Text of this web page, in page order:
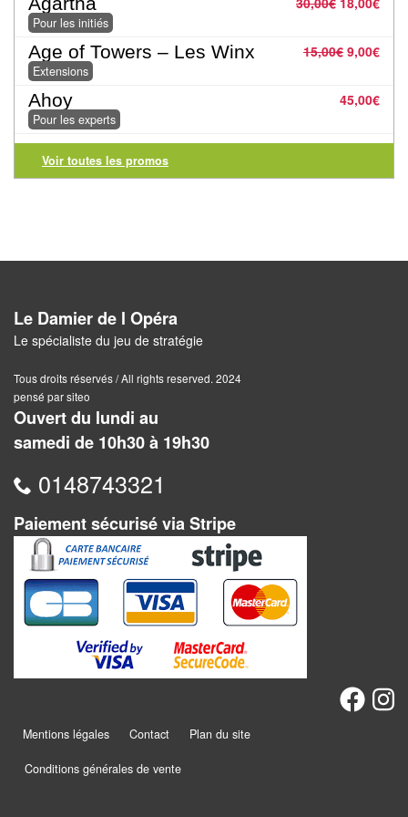
Pour
les
enfants
Pour
la
famille
Pour
experts
solitaire
Pour
2
Joueurs
Ambiance
Coopératif
Gestion
Escape
évolutifs
Pour les initiés
15,00€ 9,00€
Age of Towers – Les Winx
Extensions
45,00€
Ahoy
Pour les experts
Voir toutes les promos
Le Damier de l Opéra
Le spécialiste du jeu de stratégie
Tous droits réservés / All rights reserved. 2024
pensé par siteo
Ouvert du lundi au
samedi de 10h30 à 19h30
0148743321
Paiement sécurisé via Stripe
Mentions légales Contact Plan du site
Conditions générales de vente